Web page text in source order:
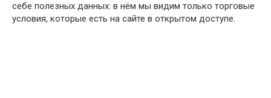
себе полезных данных: в нём мы видим только торговые
условия, которые есть на сайте в открытом доступе.